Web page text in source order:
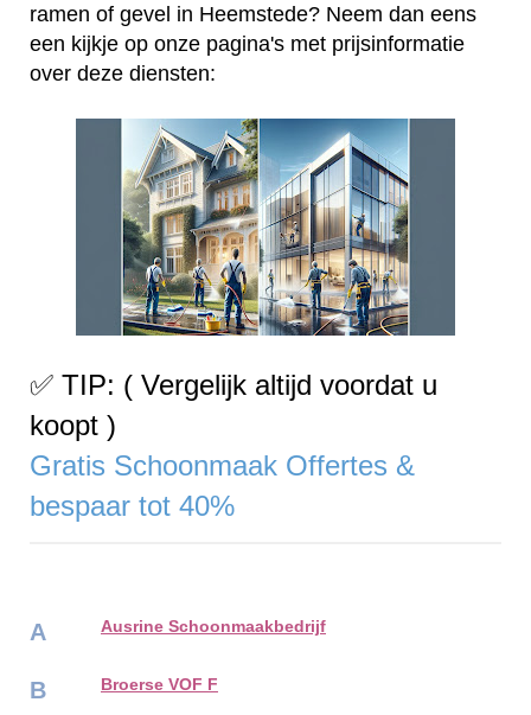
ramen of gevel in Heemstede? Neem dan eens
een kijkje op onze pagina's met prijsinformatie
over deze diensten:
✅ TIP: ( Vergelijk altijd voordat u
koopt )
Gratis Schoonmaak Offertes &
bespaar tot 40%
A Ausrine Schoonmaakbedrijf
B Broerse VOF F